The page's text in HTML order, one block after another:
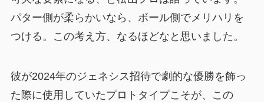
パター側が柔らかいなら、ボール側でメリハリを
つける。この考え方、なるほどなと思いました。
彼が2024年のジェネシス招待で劇的な優勝を飾っ
た際に使用していたプロトタイプこそが、この